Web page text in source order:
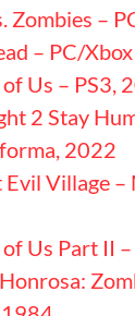
Zombies –
– PC/
Us – PS3,
2 Stay
2022
Evil Village
Us Part II